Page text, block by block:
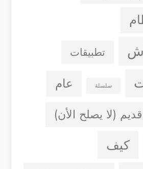
تطبيقات
سلسلة عام
قديم (لا يصلح الأن)
كيف